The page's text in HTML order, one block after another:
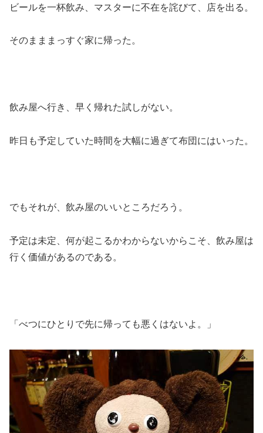
ビールを一杯飲み、マスターに不在を詫びて、店を出る。
そのまままっすぐ家に帰った。
飲み屋へ行き、早く帰れた試しがない。
昨日も予定していた時間を大幅に過ぎて布団にはいった。
でもそれが、飲み屋のいいところだろう。
予定は未定、何が起こるかわからないからこそ、飲み屋は
行く価値があるのである。
「べつにひとりで先に帰っても悪くはないよ。」